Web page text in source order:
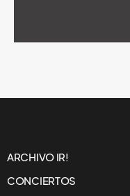
ARCHIVO IR!
CONCIERTOS